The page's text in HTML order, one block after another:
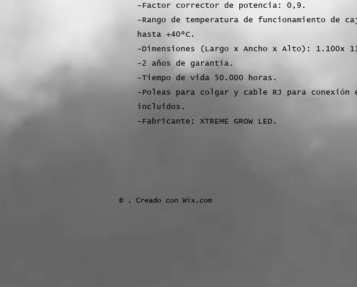
-Factor corrector de potencia: 0,9.
-Rango de temperatura de funcionamiento de
hasta +40ºC.
-Dimensiones (Largo x Ancho x Alto): 1.100x
-2 años de garantía.
-Tiempo de vida 50.000 horas.
-Poleas para colgar y cable RJ para conexión
incluidos.
-Fabricante: XTREME GROW LED.
© . Creado con Wix.com